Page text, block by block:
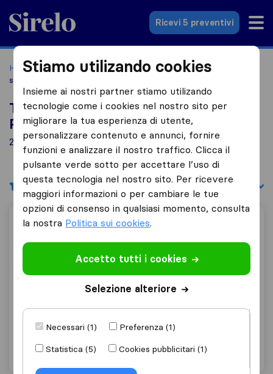
Sirelo.it
Ricevi 5 preventivi
Home Le 10 migliori aziende di traslochi in Italia
sul Panaro
Top 10 traslocatori a Savignano sul
Panaro
2 aziende di traslochi trovate a Savignano sul Panaro
Filtri Filtra per:
Montorsi Traslochi
0
Savignano sul Panaro
Stiamo utilizando cookies
Insieme ai nostri partner stiamo utilizando
tecnologie come i cookies nel nostro sito per
migliorare la tua esperienza di utente,
personalizzare contenuto e annunci, fornire
funzioni e analizzare il nostro traffico. Clicca il
pulsante verde sotto per accettare l’uso di
questa tecnologia nel nostro sito. Per ricevere
maggiori informazioni o per cambiare le tue
opzioni di consenso in qualsiasi momento, consulta
la nostra Politica sui cookies.
Accetto tutti i cookies
Selezione alteriore
Necessari (1)
Preferenza (1)
Statistica (5)
Cookies pubblicitari (1)